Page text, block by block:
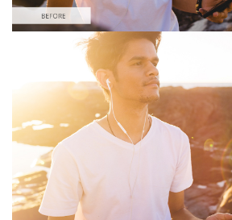
Please select
Free Lens Flare Overlay #4
Lens Flare
Free download